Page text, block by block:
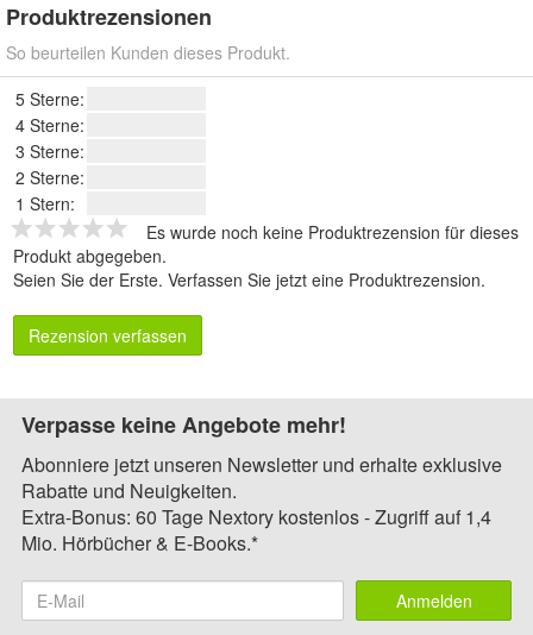
Produktrezensionen
So beurteilen Kunden dieses Produkt.
5 Sterne:
4 Sterne:
3 Sterne:
2 Sterne:
1 Stern:
Es wurde noch keine Produktrezension für dieses
Produkt abgegeben.
Seien Sie der Erste. Verfassen Sie jetzt eine Produktrezension.
Rezension verfassen
Verpasse keine Angebote mehr!
Abonniere jetzt unseren Newsletter und erhalte exklusive
Rabatte und Neuigkeiten.
Extra-Bonus: 60 Tage Nextory kostenlos - Zugriff auf 1,4
Mio. Hörbücher & E-Books.*
Anmelden